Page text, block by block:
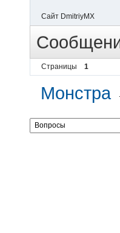
Сайт DmitriyMX
Страницы 1
Монстра